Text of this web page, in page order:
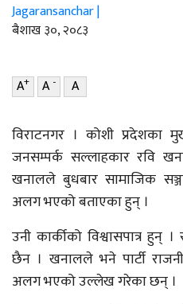
Jagaransanchar |
ब‌ैशाख ३०, २०८३
A+ A- A
विराटनगर । कोशी प्रदेशका
जनसम्पर्क सल्लाहकार रवि
खनालले बुधबार सामाजिक
अलग भएको बताएका हुन् ।
उनी कार्कीको विश्वासपात्र
छैन । खनालले भने पार्टी
अलग भएको उल्लेख गरेका छन् ।